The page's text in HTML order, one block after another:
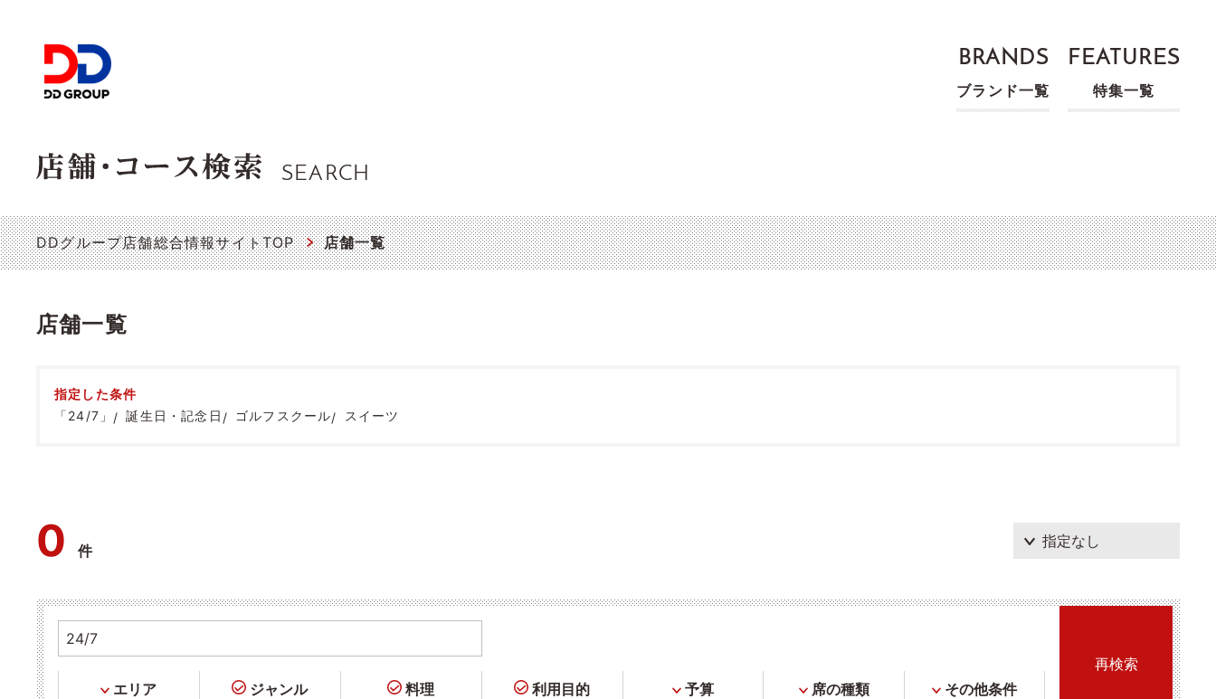
BRANDS
ブランド一覧
FEATURES
特集一覧
SEARCH
DDグループ店舗総合情報サイトTOP 店舗一覧
店舗一覧
指定した条件
「24/7」
誕生日・記念日 ゴルフスクール スイーツ
0件
エリア ジャンル 料理 利用目的 予算 席の種類 その他条件